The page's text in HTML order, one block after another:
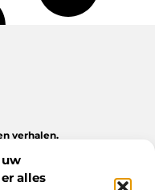
alles
verhalen.